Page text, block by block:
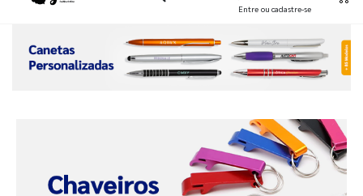
Entre ou cadastre-se